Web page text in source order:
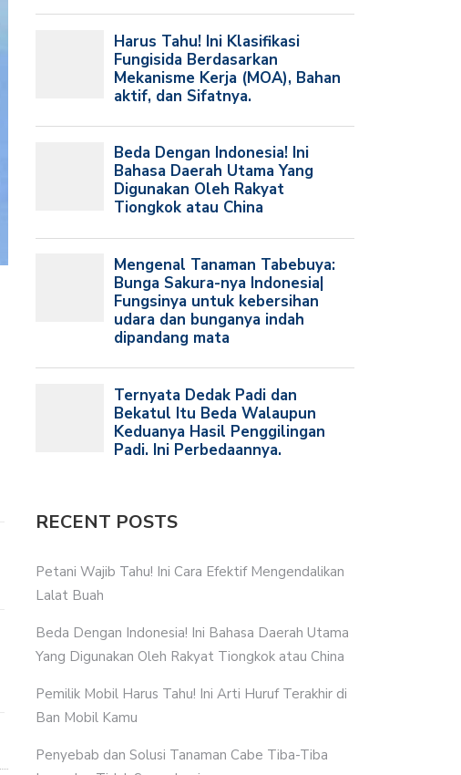
RECENT POSTS
Petani Wajib Tahu! Ini Cara Efektif Mengendalikan
Lalat Buah
Beda Dengan Indonesia! Ini Bahasa Daerah Utama
Yang Digunakan Oleh Rakyat Tiongkok atau China
Pemilik Mobil Harus Tahu! Ini Arti Huruf Terakhir di
Ban Mobil Kamu
Penyebab dan Solusi Tanaman Cabe Tiba-Tiba